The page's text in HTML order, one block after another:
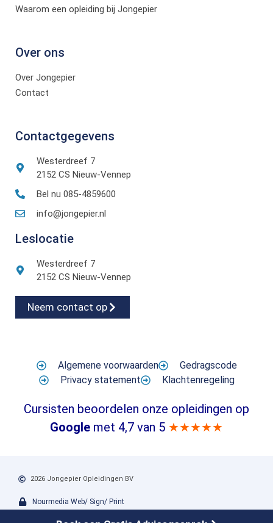
Waarom een opleiding bij Jongepier
Over ons
Over Jongepier
Contact
Contactgegevens
Westerdreef 7
2152 CS Nieuw-Vennep
Bel nu 085-4859600
info@jongepier.nl
Leslocatie
Westerdreef 7
2152 CS Nieuw-Vennep
Neem contact op
Algemene voorwaarden
Gedragscode
Privacy statement
Klachtenregeling
Cursisten beoordelen onze opleidingen op
Google met 4,7 van 5 ★★★★★
2026 Jongepier Opleidingen BV
Nourmedia Web/ Sign/ Print